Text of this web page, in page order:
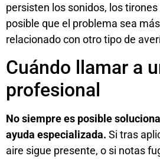
persisten los sonidos, los
posible que el problema sea
relacionado con otro tipo de
Cuándo llamar a
profesional
No siempre es posible
ayuda especializada. Si tras
aire sigue presente, o si notas